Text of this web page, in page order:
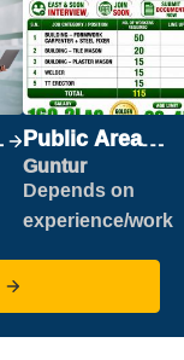
Public Area
Cleaner
Guntur
Depends on
experience/work